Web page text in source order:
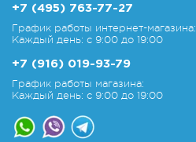
+7 (495) 763-77-27
График работы интернет-магазина:
Каждый день: с 9:00 до 19:00
+7 (916) 019-93-79
График работы магазина:
Каждый день: с 9:00 до 19:00